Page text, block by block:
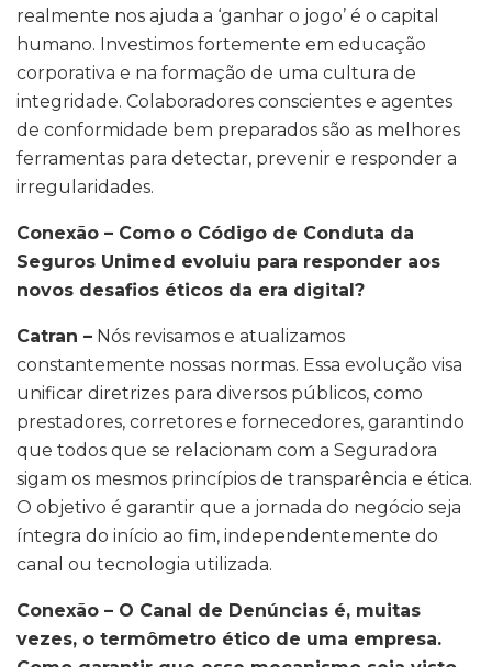
realmente nos ajuda a ‘ganhar o jogo’ é o capital
humano. Investimos fortemente em educação
corporativa e na formação de uma cultura de
integridade. Colaboradores conscientes e agentes
de conformidade bem preparados são as melhores
ferramentas para detectar, prevenir e responder a
irregularidades.
Conexão – Como o Código de Conduta da
Seguros Unimed evoluiu para responder aos
novos desafios éticos da era digital?
Catran – Nós revisamos e atualizamos
constantemente nossas normas. Essa evolução visa
unificar diretrizes para diversos públicos, como
prestadores, corretores e fornecedores, garantindo
que todos que se relacionam com a Seguradora
sigam os mesmos princípios de transparência e ética.
O objetivo é garantir que a jornada do negócio seja
íntegra do início ao fim, independentemente do
canal ou tecnologia utilizada.
Conexão – O Canal de Denúncias é, muitas
vezes, o termômetro ético de uma empresa.